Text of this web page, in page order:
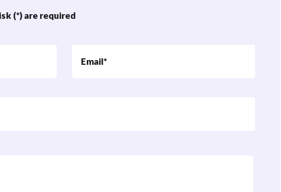
(*) are required